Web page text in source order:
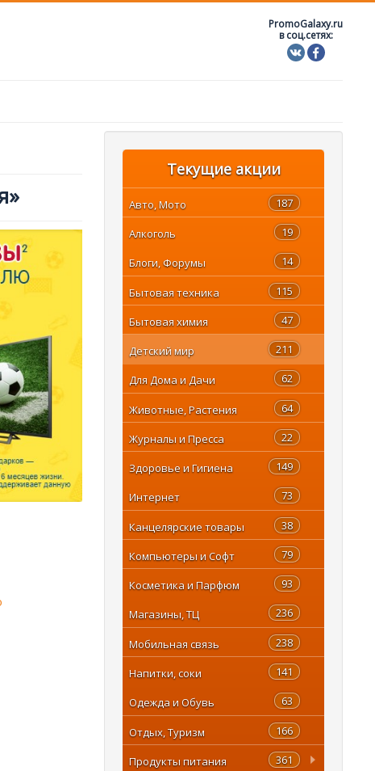
PromoGalaxy.ru
в соц.сетях:
Текущие акции
187
Авто, Мото
19
Алкоголь
14
Блоги, Форумы
115
Бытовая техника
47
Бытовая химия
211
Детский мир
62
Для Дома и Дачи
64
Животные, Растения
22
Журналы и Пресса
149
Здоровье и Гигиена
73
Интернет
38
Канцелярские товары
79
Компьютеры и Софт
93
Косметика и Парфюм
236
Магазины, ТЦ
238
Мобильная связь
141
Напитки, соки
63
Одежда и Обувь
166
Отдых, Туризм
361
Продукты питания